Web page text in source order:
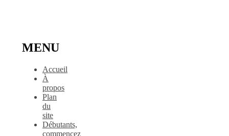
MENU
Accueil
À
propos
Plan
du
site
Débutants,
commencez